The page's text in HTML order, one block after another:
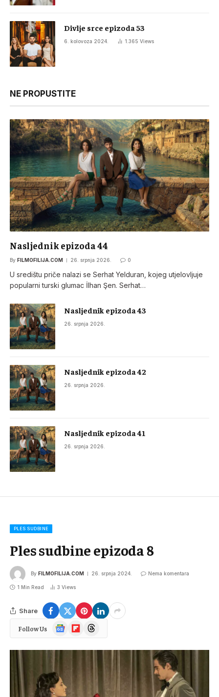
Divlje srce epizoda 53
6. kolovoza 2024. 1.365 Views
NE PROPUSTITE
Nasljednik epizoda 44
By FILMOFILIJA.COM 26. srpnja 2026. 0
U središtu priče nalazi se Serhat Yelduran, kojeg utjelovljuje
popularni turski glumac İlhan Şen. Serhat…
Nasljednik epizoda 43
26. srpnja 2026.
Nasljednik epizoda 42
26. srpnja 2026.
Nasljednik epizoda 41
26. srpnja 2026.
PLES SUDBINE
Ples sudbine epizoda 8
By FILMOFILIJA.COM 26. srpnja 2024. Nema komentara
1 Min Read 3 Views
Share
Follow Us
GoogleFlipboardThreads